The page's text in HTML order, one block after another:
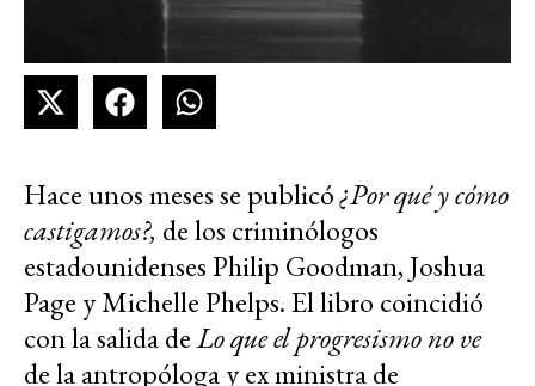
Hace unos meses se publicó¿Por qué y cómo
castigamos?, de los criminólogos
estadounidenses Philip Goodman, Joshua
Page y Michelle Phelps. El libro coincidió
con la salida deLo que el progresismo no ve
de la antropóloga y ex ministra de